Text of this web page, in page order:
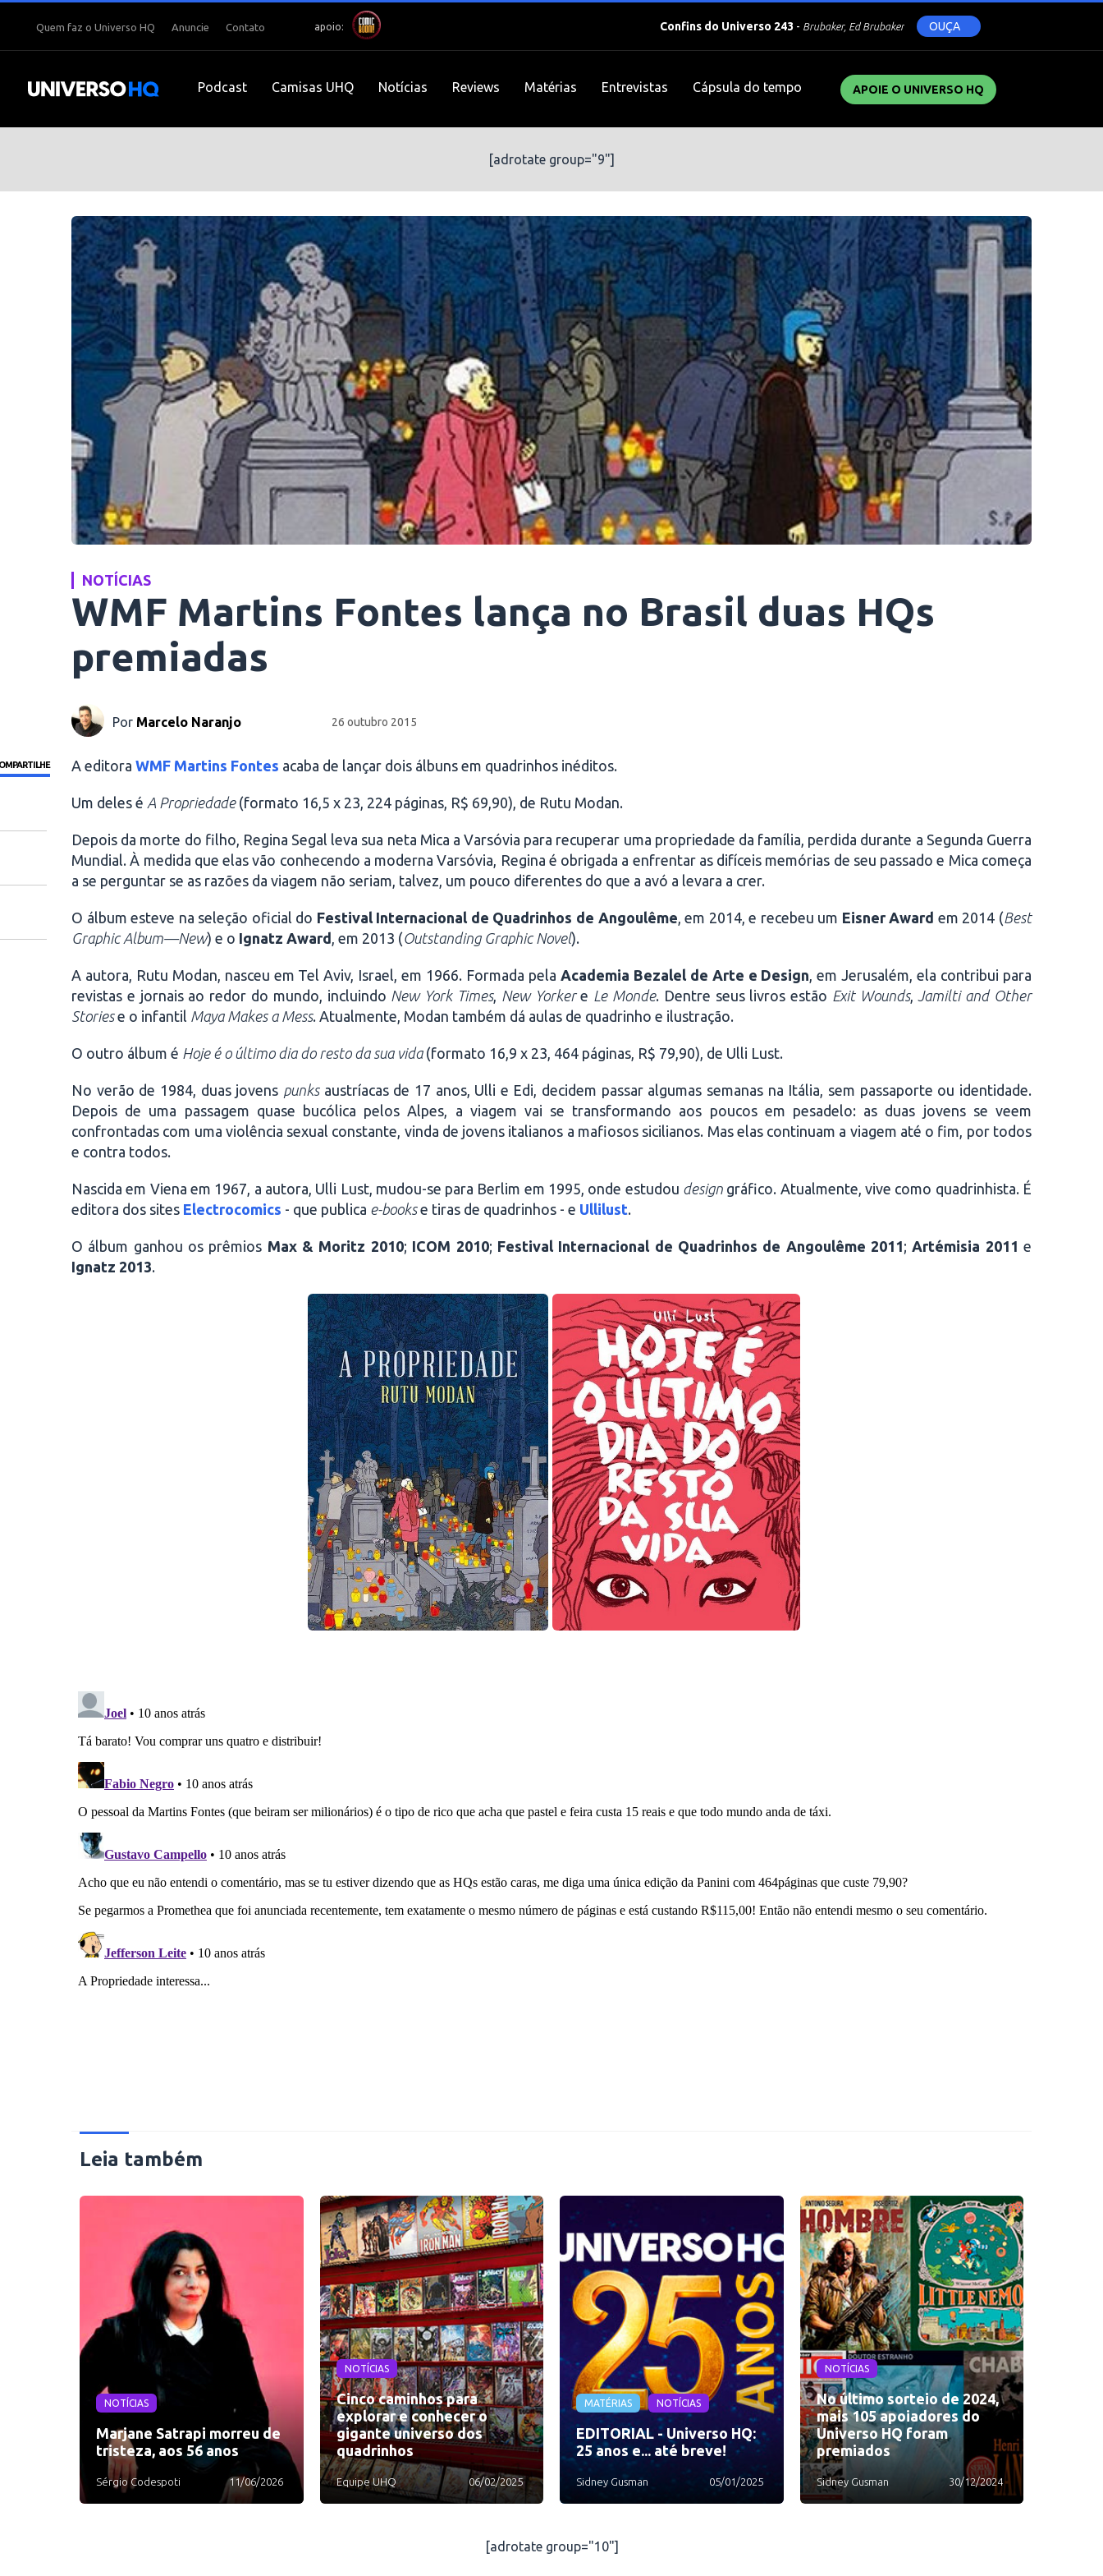
Quem faz o Universo HQ Anuncie Contato apoio: Confins do Universo 243 - Brubaker, Ed Brubaker OUÇA
Podcast Camisas UHQ Notícias Reviews Matérias Entrevistas Cápsula do tempo APOIE O UNIVERSO HQ
[adrotate group="9"]
NOTÍCIAS
WMF Martins Fontes lança no Brasil duas HQs
premiadas
Por Marcelo Naranjo 26 outubro 2015
A editora WMF Martins Fontes acaba de lançar dois álbuns em quadrinhos inéditos.
Um deles é A Propriedade(formato 16,5 x 23, 224 páginas, R$ 69,90), de Rutu Modan.
Depois da morte do filho, Regina Segal leva sua neta Mica a Varsóvia para recuperar uma propriedade da família, perdida durante a Segunda Guerra
Mundial. À medida que elas vão conhecendo a moderna Varsóvia, Regina é obrigada a enfrentar as difíceis memórias de seu passado e Mica começa
a se perguntar se as razões da viagem não seriam, talvez, um pouco diferentes do que a avó a levara a crer.
O álbum esteve na seleção oficial do Festival Internacional de Quadrinhos de Angoulême, em 2014, e recebeu um Eisner Award em 2014 (Best
Graphic Album—New) e o Ignatz Award , em 2013 (Outstanding Graphic Novel).
A autora, Rutu Modan, nasceu em Tel Aviv, Israel, em 1966. Formada pela Academia Bezalel de Arte e Design, em Jerusalém, ela contribui para
revistas e jornais ao redor do mundo, incluindo New York Times, New Yorkere Le Monde. Dentre seus livros estão Exit Wounds, Jamilti and Other
Storiese o infantil Maya Makes a Mess. Atualmente, Modan também dá aulas de quadrinho e ilustração.
O outro álbum é Hoje é o último dia do resto da sua vida(formato 16,9 x 23, 464 páginas, R$ 79,90), de Ulli Lust.
No verão de 1984, duas jovens punksaustríacas de 17 anos, Ulli e Edi, decidem passar algumas semanas na Itália, sem passaporte ou identidade.
Depois de uma passagem quase bucólica pelos Alpes, a viagem vai se transformando aos poucos em pesadelo: as duas jovens se veem
confrontadas com uma violência sexual constante, vinda de jovens italianos a mafiosos sicilianos. Mas elas continuam a viagem até o fim, por todos
e contra todos.
Nascida em Viena em 1967, a autora, Ulli Lust, mudou-se para Berlim em 1995, onde estudou design gráfico. Atualmente, vive como quadrinhista. É
editora dos sites Electrocomics - que publica e-bookse tiras de quadrinhos - e Ullilust.
O álbum ganhou os prêmios Max & Moritz 2010; ICOM 2010; Festival Internacional de Quadrinhos de Angoulême 2011;Artémisia 2011 e
Ignatz 2013.
Leia também
NOTÍCIAS
Marjane Satrapi morreu de
tristeza, aos 56 anos
Sérgio Codespoti 11/06/2026
NOTÍCIAS
Cinco caminhos para
explorar e conhecer o
gigante universo dos
quadrinhos
Equipe UHQ 06/02/2025
MATÉRIAS NOTÍCIAS
EDITORIAL - Universo HQ:
25 anos e... até breve!
Sidney Gusman 05/01/2025
NOTÍCIAS
No último sorteio de 2024,
mais 105 apoiadores do
Universo HQ foram
premiados
Sidney Gusman 30/12/2024
[adrotate group="10"]